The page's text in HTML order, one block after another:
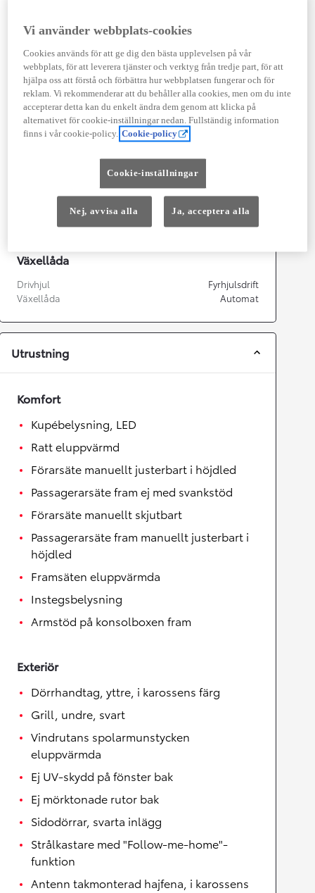
Kombinerad Co2 0g/km
Motor
Effekt
Acceleration 0-100km/h
6,9sekunder
Växellåda
Drivhjul
Fyrhjulsdrift
Växellåda
Automat
Utrustning
Komfort
Kupébelysning, LED
Ratt eluppvärmd
Förarsäte manuellt justerbart i höjdled
Passagerarsäte fram ej med svankstöd
Förarsäte manuellt skjutbart
Passagerarsäte fram manuellt justerbart i
höjdled
Framsäten eluppvärmda
Instegsbelysning
Armstöd på konsolboxen fram
Exteriör
Dörrhandtag, yttre, i karossens färg
Grill, undre, svart
Vindrutans spolarmunstycken
eluppvärmda
Ej UV-skydd på fönster bak
Ej mörktonade rutor bak
Sidodörrar, svarta inlägg
Strålkastare med "Follow-me-home"-
funktion
Antenn takmonterad hajfena, i karossens
Vi använder webbplats-cookies
Cookies används för att ge dig den bästa upplevelsen på vår
webbplats, för att leverera tjänster och verktyg från tredje part, för att
hjälpa oss att förstå och förbättra hur webbplatsen fungerar och för
reklam. Vi rekommenderar att du behåller alla cookies, men om du inte
accepterar detta kan du enkelt ändra dem genom att klicka på
alternativet för cookie-inställningar nedan. Fullständig information
finns i vår cookie-policy. Cookie-policy
Cookie-inställningar
Nej, avvisa alla Ja, acceptera alla